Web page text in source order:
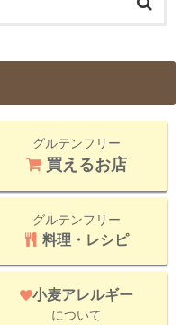
グルテンフリー
買えるお店
グルテンフリー
料理・レシピ
小麦アレルギー
について